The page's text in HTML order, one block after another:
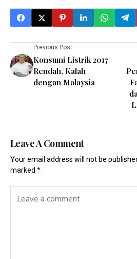
Previous Post
Konsumi Listrik 2017
Rendah, Kalah
dengan Malaysia
Leave A Comment
Your email address will not be
marked *